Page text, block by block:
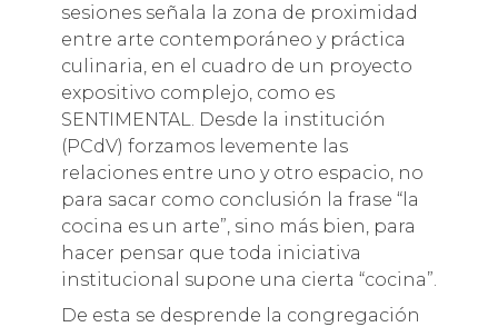
sesiones señala la zona de proximidad
entre arte contemporáneo y práctica
culinaria, en el cuadro de un proyecto
expositivo complejo, como es
SENTIMENTAL. Desde la institución
(PCdV) forzamos levemente las
relaciones entre uno y otro espacio, no
para sacar como conclusión la frase “la
cocina es un arte”, sino más bien, para
hacer pensar que toda iniciativa
institucional supone una cierta “cocina”.
De esta se desprende la congregación